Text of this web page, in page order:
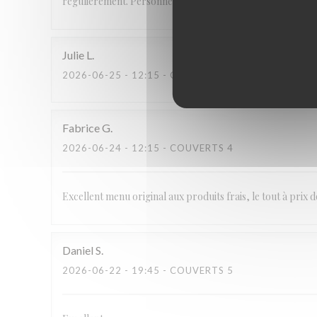
Julie L
2026-06-25 - 12:15 - COUVERTS 2
FabriceG
2026-06-24 - 12:15 - COUVERTS 4
Excellent menu original aux produits frais, le tout à prix
Daniel S
2026-06-22 - 19:45 - COUVERTS 5